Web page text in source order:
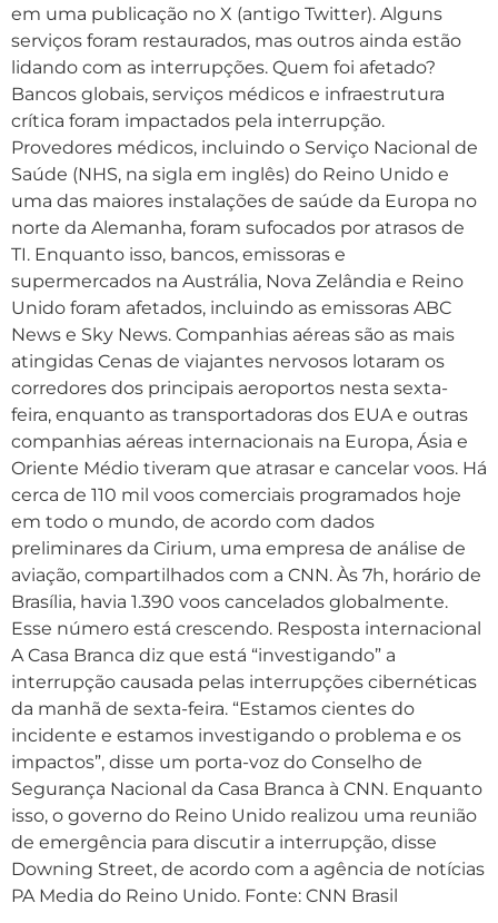
em uma publicação no X (antigo Twitter). Alguns
serviços foram restaurados, mas outros ainda estão
lidando com as interrupções. Quem foi afetado?
Bancos globais, serviços médicos e infraestrutura
crítica foram impactados pela interrupção.
Provedores médicos, incluindo o Serviço Nacional de
Saúde (NHS, na sigla em inglês) do Reino Unido e
uma das maiores instalações de saúde da Europa no
norte da Alemanha, foram sufocados por atrasos de
TI. Enquanto isso, bancos, emissoras e
supermercados na Austrália, Nova Zelândia e Reino
Unido foram afetados, incluindo as emissoras ABC
News e Sky News. Companhias aéreas são as mais
atingidas Cenas de viajantes nervosos lotaram os
corredores dos principais aeroportos nesta sexta-
feira, enquanto as transportadoras dos EUA e outras
companhias aéreas internacionais na Europa, Ásia e
Oriente Médio tiveram que atrasar e cancelar voos. Há
cerca de 110 mil voos comerciais programados hoje
em todo o mundo, de acordo com dados
preliminares da Cirium, uma empresa de análise de
aviação, compartilhados com a CNN. Às 7h, horário de
Brasília, havia 1.390 voos cancelados globalmente.
Esse número está crescendo. Resposta internacional
A Casa Branca diz que está “investigando” a
interrupção causada pelas interrupções cibernéticas
da manhã de sexta-feira. “Estamos cientes do
incidente e estamos investigando o problema e os
impactos”, disse um porta-voz do Conselho de
Segurança Nacional da Casa Branca à CNN. Enquanto
isso, o governo do Reino Unido realizou uma reunião
de emergência para discutir a interrupção, disse
Downing Street, de acordo com a agência de notícias
PA Media do Reino Unido. Fonte: CNN Brasil